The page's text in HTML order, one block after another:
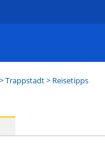
>Trappstadt> Reisetipps